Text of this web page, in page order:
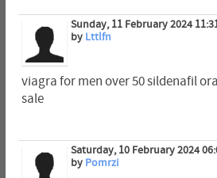
Sunday, 11 February 2024
by Lttlfn
viagra for men over 50 sildenafil
sale
Saturday, 10 February 2024
by Pomrzi